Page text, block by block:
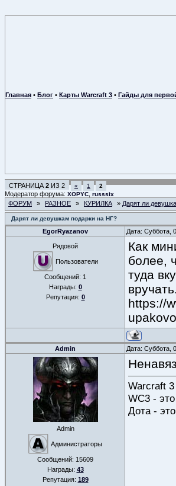
Главная • Блог • Карты Warcraft 3 • Гайды для
СТРАНИЦА 2 ИЗ 2 « 1 2
Модератор форума: XOPYC russsix
ФОРУМ » РАЗНОЕ » КУРИЛКА » Дарят ли
Дарят ли девушкам подарки на НГ?
EgorRyazanov Дата: Суббота,
Рядовой
Пользователи
Сообщений: 1
Награды: 0
Репутация: 0
Как
более,
туда
https://
Admin Дата: Суббота,
Admin
Администраторы
Сообщений: 15609
Награды: 43
Репутация: 189
Warcraft
WC3 -
Дота -